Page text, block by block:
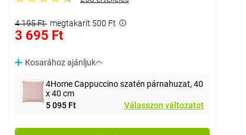
4 195 Ft megtakarít 500 Ft
3 695 Ft
Kosarához ajánljuk
4Home Cappuccino szatén párnahuzat, 40
x 40 cm
5 095 Ft
Válasszon változatot